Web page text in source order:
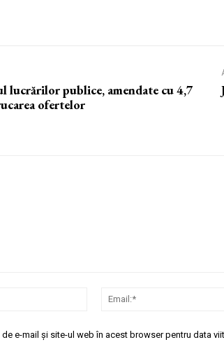
lucrărilor publice, amendate cu 4,7
ofertelor
Nume:*
e-mail și site-ul web în acest browser pentru data